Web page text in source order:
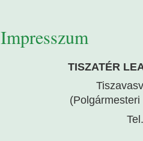
Impresszum
TISZATÉR